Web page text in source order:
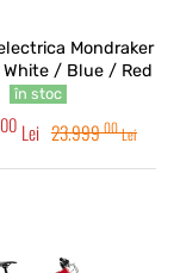
Mondraker
White / Blue / Red
în stoc
00 Lei 23.99900Lei